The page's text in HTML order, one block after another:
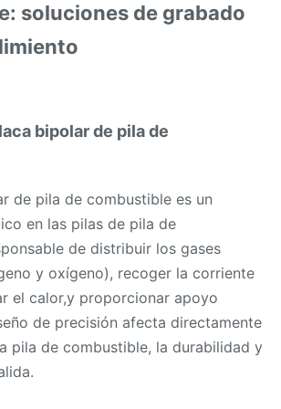
soluciones de grabado
bipolar de pila de
de pila de combustible es un
en las pilas de pila de
de distribuir los gases
y oxígeno), recoger la corriente
el calor,y proporcionar apoyo
de precisión afecta directamente
pila de combustible, la durabilidad y